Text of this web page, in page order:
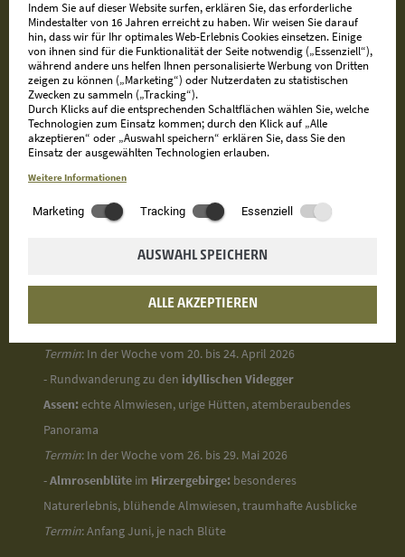
NUR FÜR HAUSGÄSTE
Erleben Sie unvergessliche Ausblicke und echte Südtiroler
Bergmomente mit unseremWanderführer Hermann,der
als pensionierter Firmenkundenberater der Südtiroler
Sparkasse undgeprüfter Wanderleiter, sich ganz der
Begleitung interessierter Wanderer und Naturliebhaber
Im Frühling organisiert Hermann mit unseren Gästen drei
beieindruckende Wanderungen:
schönsten Rundwanderwege der Alpen, von Katharinaberg
nach Unterstell
Termin: In der Woche vom 20. bis 24. April 2026
- Rundwanderung zu den idyllischen Videgger
Assen:echte Almwiesen, urige Hütten, atemberaubendes
Panorama
Termin: In der Woche vom 26. bis 29. Mai 2026
-Almrosenblüte im Hirzergebirge: besonderes
Naturerlebnis, blühende Almwiesen, traumhafte Ausblicke
Termin: Anfang Juni, je nach Blüte
Indem Sie auf dieser Website surfen, erklären Sie, das erforderliche
Mindestalter von 16 Jahren erreicht zu haben. Wir weisen Sie darauf
hin, dass wir für Ihr optimales Web-Erlebnis Cookies einsetzen. Einige
von ihnen sind für die Funktionalität der Seite notwendig („Essenziell“),
während andere uns helfen Ihnen personalisierte Werbung von Dritten
zeigen zu können („Marketing“) oder Nutzerdaten zu statistischen
Zwecken zu sammeln („Tracking“).
Durch Klicks auf die entsprechenden Schaltflächen wählen Sie, welche
Technologien zum Einsatz kommen; durch den Klick auf „Alle
akzeptieren“ oder „Auswahl speichern“ erklären Sie, dass Sie den
Einsatz der ausgewählten Technologien erlauben.
Weitere Informationen
Marketing Tracking Essenziell
AUSWAHL SPEICHERN
ALLE AKZEPTIEREN